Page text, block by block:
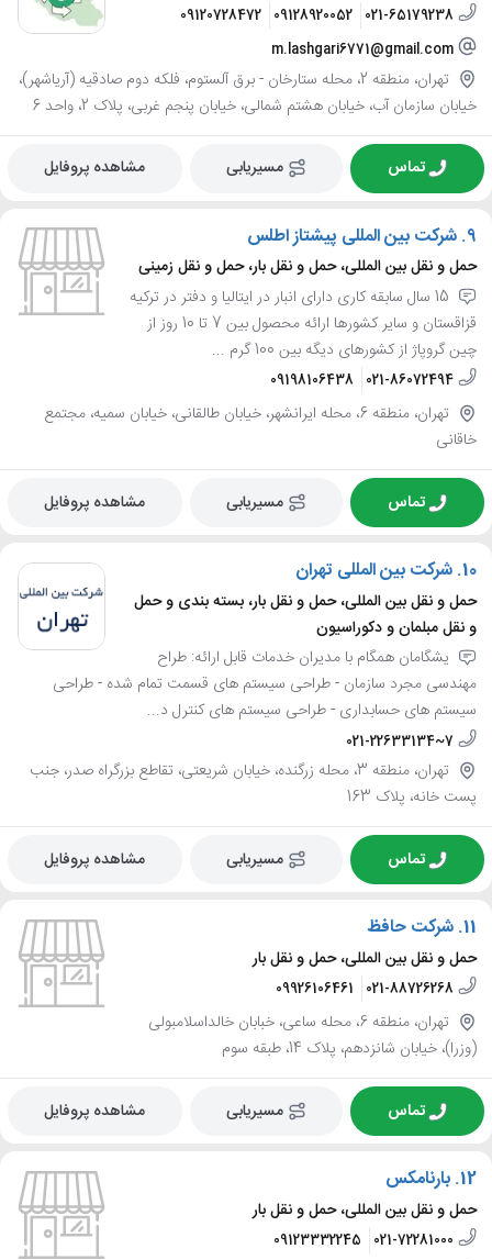
021-65179238
09128920052
09120728472
m.lashgari6771@gmail.com
تهران، منطقه 2، محله ستارخان - برق آلستوم، فلکه دوم صادقیه (آریاشهر)،
خیابان سازمان آب، خیابان هشتم شمالی، خیابان پنجم غربی، پلاک 2، واحد 6
تماس مسیریابی مشاهده پروفایل
9. شرکت بین المللی پیشتاز اطلس
حمل و نقل بین المللی، حمل و نقل بار، حمل و نقل زمینی
15 سال سابقه کاری دارای انبار در ایتالیا و دفتر در ترکیه
قزاقستان و سایر کشورها ارائه محصول بین 7 تا 10 روز از
چین گروپاژ از کشورهای دیگه بین 100 گرم ...
021-86072494
09198106438
تهران، منطقه 6، محله ایرانشهر، خیابان طالقانی، خیابان سمیه، مجتمع
خاقانی
تماس مسیریابی مشاهده پروفایل
10. شرکت بین المللی تهران
حمل و نقل بین المللی، حمل و نقل بار، بسته بندی و حمل
و نقل مبلمان و دکوراسیون
یشگامان همگام با مدیران خدمات قابل ارائه: طراح
مهندسی مجرد سازمان - طراحی سیستم های قسمت تمام شده - طراحی
سیستم های حسابداری - طراحی سیستم های کنترل د...
021-22633134~7
تهران، منطقه 3، محله زرگنده، خیابان شریعتی، تقاطع بزرگراه صدر، جنب
پست خانه، پلاک 163
تماس مسیریابی مشاهده پروفایل
11. شرکت حافظ
حمل و نقل بین المللی، حمل و نقل بار
021-88726268
09926106461
تهران، منطقه 6، محله ساعی، خبابان خالداسلامبولی
(وزرا)، خیابان شانزدهم، پلاک 14، طبقه سوم
تماس مسیریابی مشاهده پروفایل
12. بارنامکس
حمل و نقل بین المللی، حمل و نقل بار
021-72281000
09123332245